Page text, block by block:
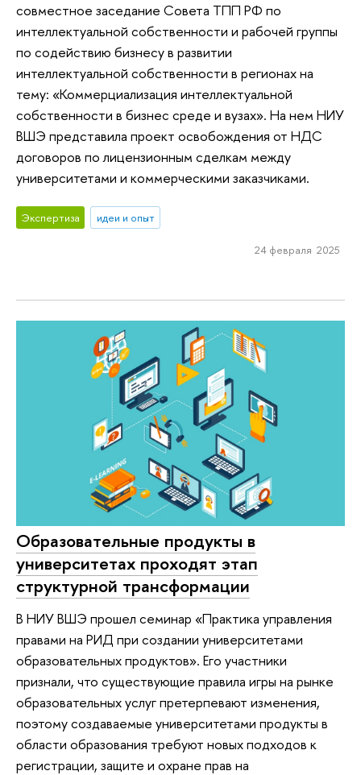
совместное заседание Совета ТПП РФ по
интеллектуальной собственности и рабочей группы
по содействию бизнесу в развитии
интеллектуальной собственности в регионах на
тему: «Коммерциализация интеллектуальной
собственности в бизнес среде и вузах». На нем НИУ
ВШЭ представила проект освобождения от НДС
договоров по лицензионным сделкам между
университетами и коммерческими заказчиками.
Экспертиза идеи и опыт
24 февраля 2025
Образовательные продукты в
университетах проходят этап
структурной трансформации
В НИУ ВШЭ прошел семинар «Практика управления
правами на РИД при создании университетами
образовательных продуктов». Его участники
признали, что существующие правила игры на рынке
образовательных услуг претерпевают изменения,
поэтому создаваемые университетами продукты в
области образования требуют новых подходов к
регистрации, защите и охране прав на